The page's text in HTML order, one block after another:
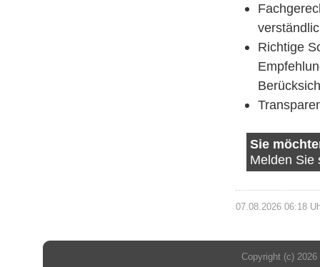
Richtige
Sie
Melden Sie
07.08.2026 06:18
Copyright (c)